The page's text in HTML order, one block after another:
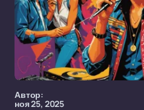
Автор:
ноя 25, 2025